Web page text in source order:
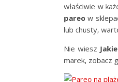
właściwie w
pareo w
lub chusty,
Nie wiesz
marek, zobacz